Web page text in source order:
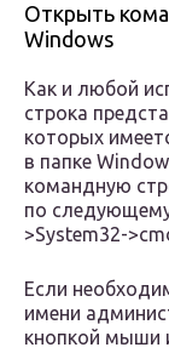
Открыть
Windows
Как и любой
строка
которых
в папке
командную
по
>System32-
Если
имени
кнопкой мыши